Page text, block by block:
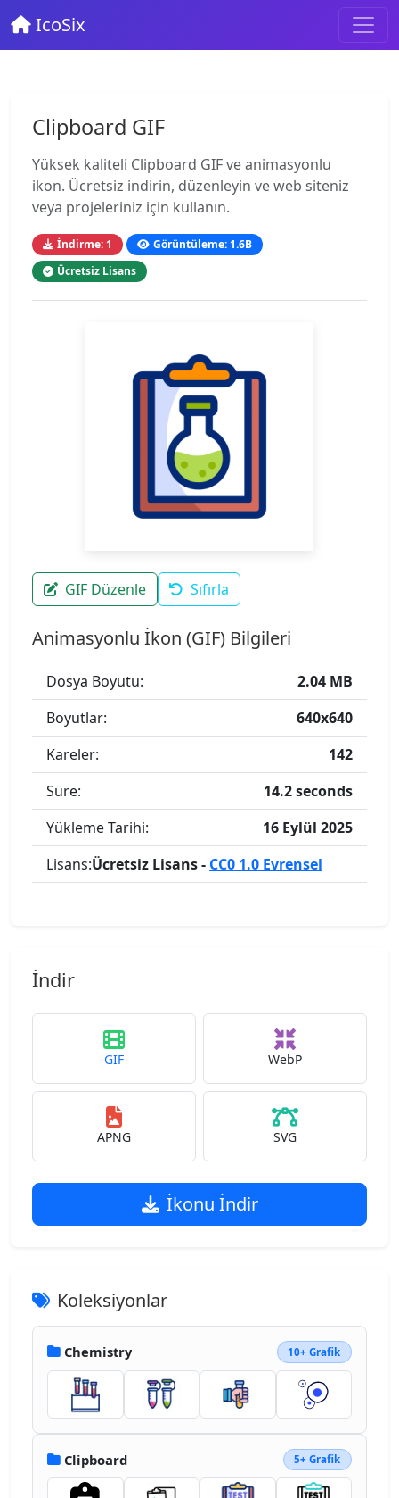
IcoSix
Clipboard GIF
Yüksek kaliteli Clipboard GIF ve animasyonlu
ikon. Ücretsiz indirin, düzenleyin ve web siteniz
veya projeleriniz için kullanın.
İndirme: 1
Görüntüleme: 1.6B
Ücretsiz Lisans
GIF Düzenle Sıfırla
Animasyonlu İkon (GIF) Bilgileri
Dosya Boyutu:
2.04 MB
Boyutlar:
640x640
Kareler:
142
Süre:
14.2 seconds
Yükleme Tarihi:
16 Eylül 2025
Lisans:Ücretsiz Lisans - CC0 1.0 Evrensel
İndir
GIF WebP
APNG SVG
İkonu İndir
Koleksiyonlar
Chemistry 10+ Grafik
Clipboard 5+ Grafik